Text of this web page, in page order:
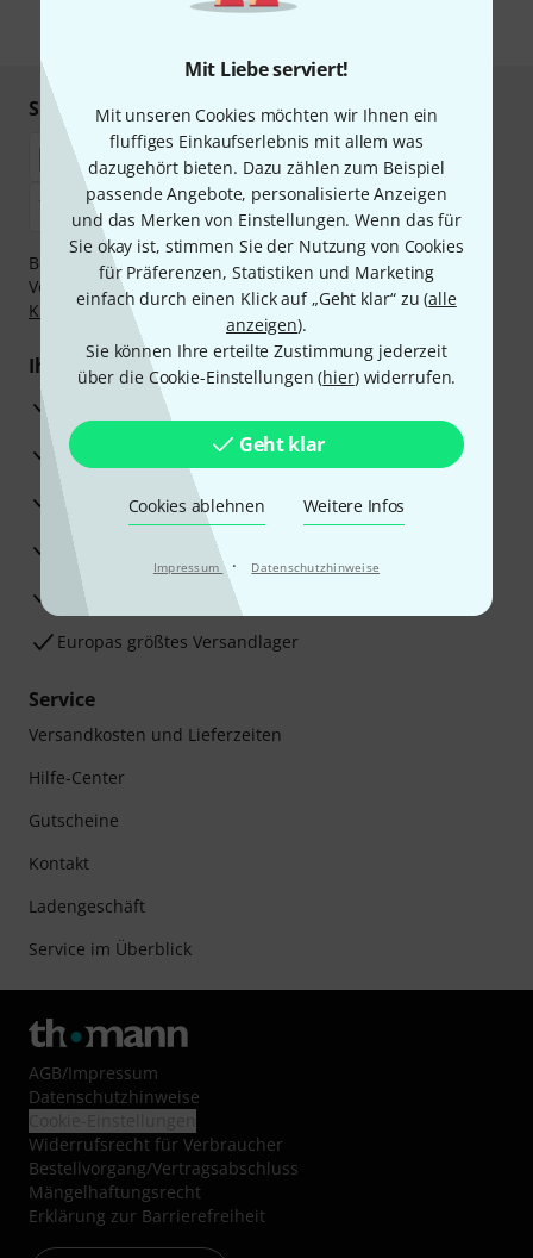
Mit Liebe serviert!
Mit unseren Cookies möchten wir Ihnen ein
fluffiges Einkaufserlebnis mit allem was
dazugehört bieten. Dazu zählen zum Beispiel
passende Angebote, personalisierte Anzeigen
und das Merken von Einstellungen. Wenn das für
Sie okay ist, stimmen Sie der Nutzung von Cookies
für Präferenzen, Statistiken und Marketing
einfach durch einen Klick auf „Geht klar“ zu (alle
anzeigen).
Sie können Ihre erteilte Zustimmung jederzeit
über die Cookie-Einstellungen (hier) widerrufen.
Geht klar
Cookies ablehnen Weitere Infos
Impressum · Datenschutzhinweise
Sicher einkaufen & bezahlen
Bezahlen Sie vertraulich und sicher per Nachnahme,
Vorkasse, PayPal, Amazon Pay,Klarna Sofort bezahlen
Klarna Ratenzahlungoder Kreditkarte.
Ihre Vorteile
3 Jahre Thomann Garantie
30 Tage Money-Back-Garantie
Reparaturservice
Beratung durch Fachexperten
Zufriedenheitsgarantie
Europas größtes Versandlager
Service
Versandkosten und Lieferzeiten
Hilfe-Center
Gutscheine
Kontakt
Ladengeschäft
Service im Überblick
AGB/Impressum
Datenschutzhinweise
Widerrufsrecht für Verbraucher
Bestellvorgang/Vertragsabschluss
Mängelhaftungsrecht
Erklärung zur Barrierefreiheit